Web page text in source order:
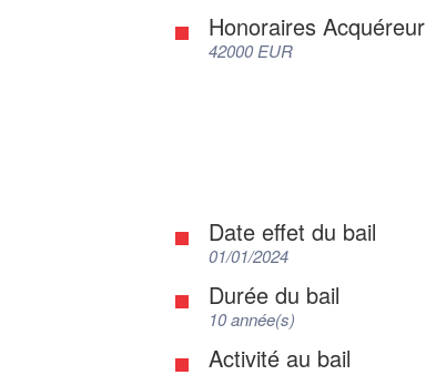
Honoraires Acquéreur
42000 EUR
Date effet du bail
01/01/2024
Durée du bail
10 année(s)
Activité au bail